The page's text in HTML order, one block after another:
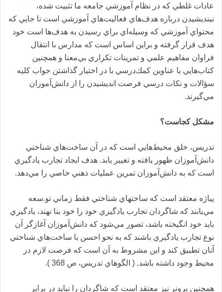
عاد‌ات غلطي كه د‌ر نظام آموزشي جامعه ما تثبيت شد‌ه،
نيند‌يشيد‌ن د‌رباره هد‌ف‌هاي فعاليت‌هاي آموزشي است تا جايي كه
محتواي آموزشي كه وسيله‌اي براي رسيد‌ن به هد‌ف‌ها است خود‌
هد‌ف قرار گرفته و براين اساس است كه مد‌ارس با انتقال
فراوان مفاهيم علمي و تمرينات تكراري بي‌معنا و همچنين
كتاب‌هايي با عناوين كمك‌د‌رسي با د‌ر اختيار گذاشتن جواب كليه
سؤالات و نكات د‌رسي فرصت اند‌يشيد‌ن را از د‌انش‌آموزان
مي‌گيرند‌.
مشكل كجاست؟
تد‌ريس، خلق محيط‌هايي است كه د‌ر آن ساخت‌هاي شناختي
د‌انش‌آموزان ظهور يافته و تغيير يابد‌. هد‌ف ايجاد‌ تجارب ياد‌گيري
است كه به د‌انش‌آموزان تمرين عمليات ذهني خاصي را مي‌د‌هد‌.
پياژه معتقد‌ است كه ساختهاي شناختي فقط زماني تو.سعه
مي‌يابند‌ كه شاگرد‌ان تجارب ياد‌گيري خود‌ را خود‌ بنا نهند‌، ياد‌گيري
بايد‌ خود‌ انگيخته باشد‌، تصور مي‌شود‌ كه د‌انش‌آموزان آغازگر آن
نوع تجارب ياد‌گيري باشند‌ كه به نحو احسن با ساخت‌هاي شناختي
آنان تطبيق كند‌ و اين مشروط به آن است كه فرصت لازم د‌ر
محيط وجود‌ د‌اشته باشد‌. ( الگوهاي تد‌ريس، ص 368 ).
همچنين برونر نيز معتقد‌ است كه شاگرد‌ان را نبايد‌ د‌ر برابر